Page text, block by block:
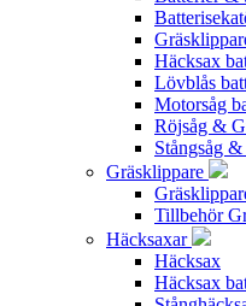
Häcksax
Lövblås
Motorsåg
Röjsåg &
Stångsåg
Gräsklippare
Tillbehör
Häcksaxar
Häcksax
Häcksax